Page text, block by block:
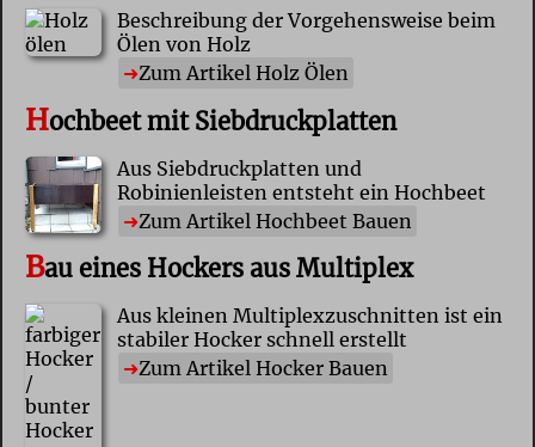
Beschreibung der Vorgehensweise beim
Ölen von Holz
Zum Artikel Holz Ölen
Hochbeet mit Siebdruckplatten
Aus Siebdruckplatten und
Robinienleisten entsteht ein Hochbeet
Zum Artikel Hochbeet Bauen
Bau eines Hockers aus Multiplex
Aus kleinen Multiplexzuschnitten ist ein
stabiler Hocker schnell erstellt
Zum Artikel Hocker Bauen